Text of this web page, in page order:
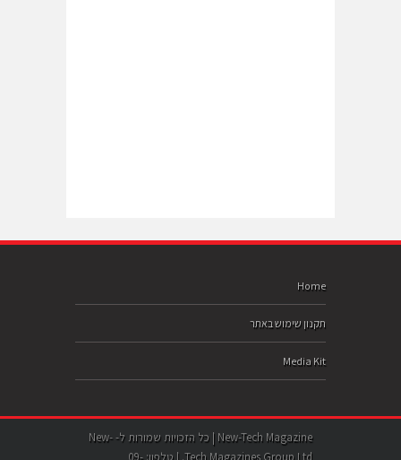
Home
תקנון שימוש באתר
Media Kit
New-Tech Magazine | כל הזכויות שמורות ל- New-
Tech Magazines Group Ltd. | טלפון: 09-